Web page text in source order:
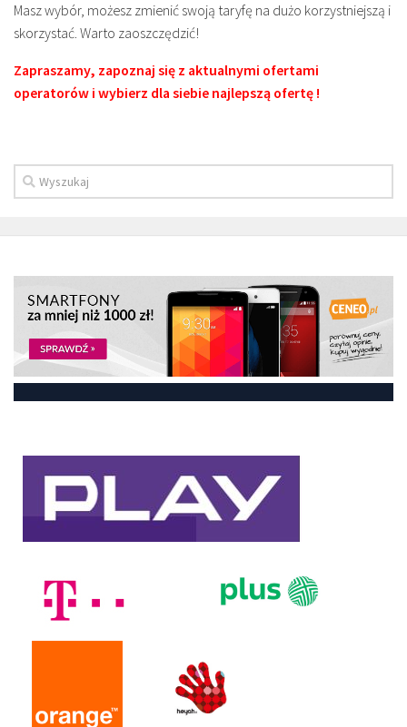
Masz wybór, możesz zmienić swoją taryfę na dużo korzystniejszą i
skorzystać. Warto zaoszczędzić!
Zapraszamy, zapoznaj się z aktualnymi ofertami
operatorów i wybierz dla siebie najlepszą ofertę !